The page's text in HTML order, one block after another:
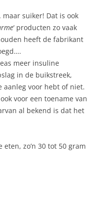
maar suiker! Dat is ook
‘ producten zo vaak
heeft de fabrikant
meer insuline
in de buikstreek,
aanleg voor hebt of niet.
voor een toename van
al bekend is dat het
zo’n 30 tot 50 gram